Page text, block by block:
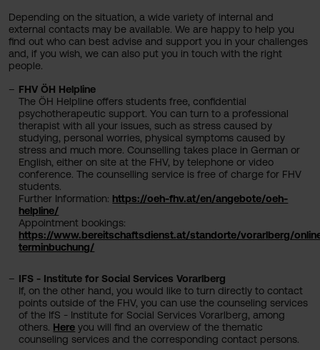
Depending on the situation, a wide variety of internal and
external contacts may be available. We are happy to help you
find out who can best advise and support you in your challenges
and, if you wish, we can also put you in touch with the right
people.
FHV ÖH Helpline
The ÖH Helpline offers students free, confidential
psychotherapeutic support. You can turn to a professional
therapist with all your issues, such as stress caused by
studying, personal worries, physical symptoms caused by
stress and much more. Counselling takes place in German or
English, either on site at the FHV, by telephone or video
conference. The counselling service is free of charge for FHV
students.
Further Information: https://oeh-fhv.at/en/angebote/oeh-
helpline/
Appointment bookings:
https://www.bereitschaftsdienst.at/standorte/vorarlberg/
terminbuchung/
IFS - Institute for Social Services Vorarlberg
If, on the other hand, you would like to turn directly to contact
points outside of the FHV, you can use the counseling services
of the IfS - Institute for Social Services Vorarlberg, among
others. Here you will find an overview of the thematic
counseling services and the corresponding contact persons.